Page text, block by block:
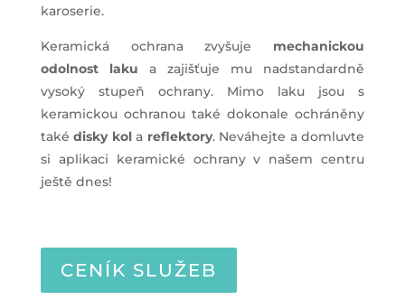
karoserie.
Keramická ochrana zvyšuje mechanickou
odolnost laku a zajišťuje mu nadstandardně
vysoký stupeň ochrany. Mimo laku jsou s
keramickou ochranou také dokonale ochráněny
takédisky kola reflektory. Neváhejte a domluvte
si aplikaci keramické ochrany v našem centru
ještě dnes!
CENÍK SLUŽEB